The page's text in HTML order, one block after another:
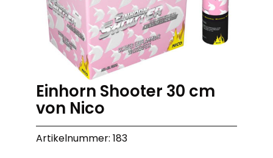
Einhorn Shooter 30 cm
von Nico
Artikelnummer: 183